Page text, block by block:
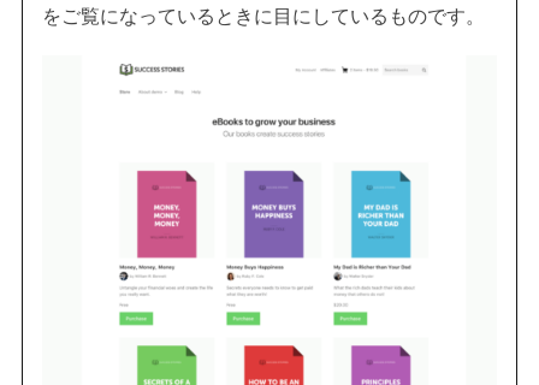
をご覧になっているときに目にしているものです。